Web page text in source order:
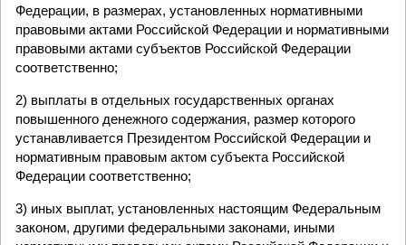
Федерации, в размерах, установленных нормативными
правовыми актами Российской Федерации и нормативными
правовыми актами субъектов Российской Федерации
соответственно;
2) выплаты в отдельных государственных органах
повышенного денежного содержания, размер которого
устанавливается Президентом Российской Федерации и
нормативным правовым актом субъекта Российской
Федерации соответственно;
3) иных выплат, установленных настоящим Федеральным
законом, другими федеральными законами, иными